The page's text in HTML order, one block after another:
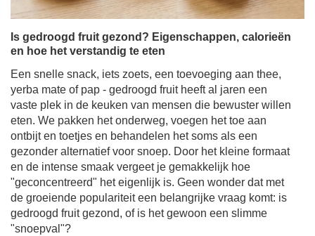
Is gedroogd fruit gezond? Eigenschappen, calorieën
en hoe het verstandig te eten
Een snelle snack, iets zoets, een toevoeging aan thee,
yerba mate of pap - gedroogd fruit heeft al jaren een
vaste plek in de keuken van mensen die bewuster willen
eten. We pakken het onderweg, voegen het toe aan
ontbijt en toetjes en behandelen het soms als een
gezonder alternatief voor snoep. Door het kleine formaat
en de intense smaak vergeet je gemakkelijk hoe
"geconcentreerd" het eigenlijk is. Geen wonder dat met
de groeiende populariteit een belangrijke vraag komt: is
gedroogd fruit gezond, of is het gewoon een slimme
"snoepval"?